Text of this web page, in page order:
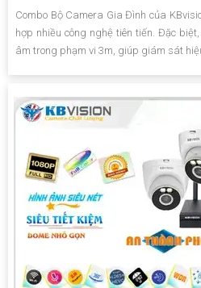
Combo Bộ Camera Gia Đình của
hợp nhiều công nghệ tiên tiến. Đặc
âm trong phạm vi 3m, giúp giám sát